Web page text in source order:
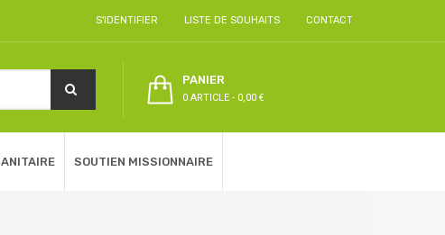
S'IDENTIFIER LISTE DE SOUHAITS CONTACT
PANIER
0 ARTICLE - 0,00 €
SOUTIEN MISSIONNAIRE